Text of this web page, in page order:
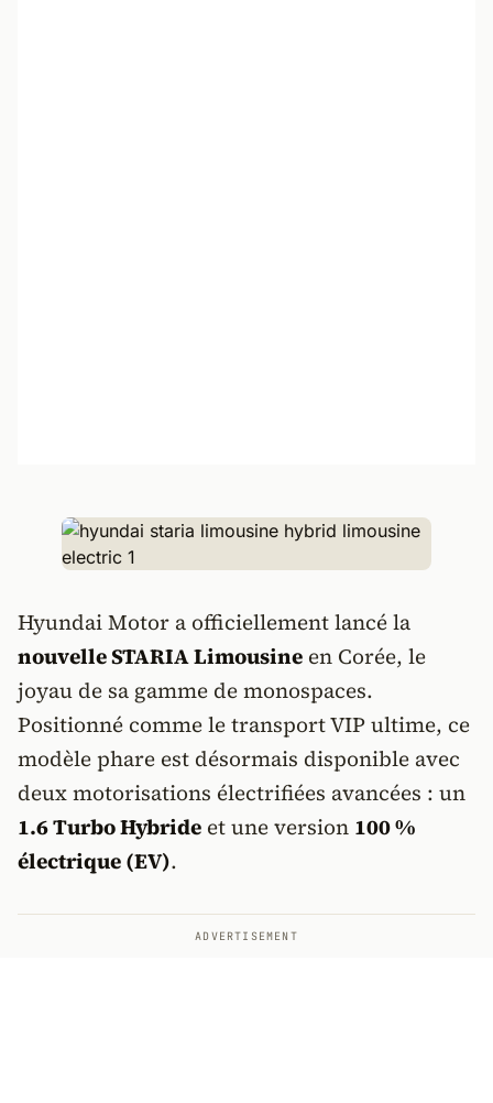
Hyundai Motor a officiellement lancé la
nouvelle STARIA Limousine en Corée, le
joyau de sa gamme de monospaces.
Positionné comme le transport VIP ultime, ce
modèle phare est désormais disponible avec
deux motorisations électrifiées avancées : un
1.6 Turbo Hybride et une version 100 %
électrique (EV).
ADVERTISEMENT